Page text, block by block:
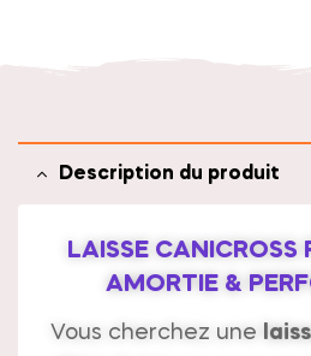
Description du produit
LAISSE CANICROSS
AMORTIE &
Vous cherchez une